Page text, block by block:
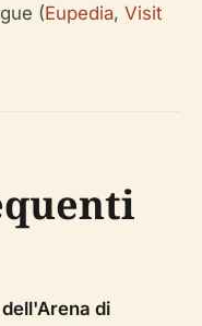
(Eupedia, Visit
di